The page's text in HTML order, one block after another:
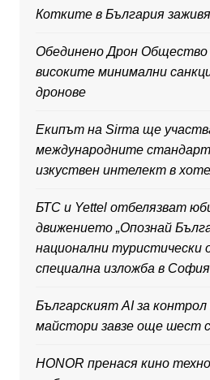
Котките в България
Обединено Дрон Общество
високите минимални
дронове
Екипът на Sirma ще
международните
изкуствен интелект в
БТС и Yettel отбелязват
движението „Опознай
национални туристически
специална изложба в София
Българският AI за контрол
майстори завзе още шест
HONOR пренася кино